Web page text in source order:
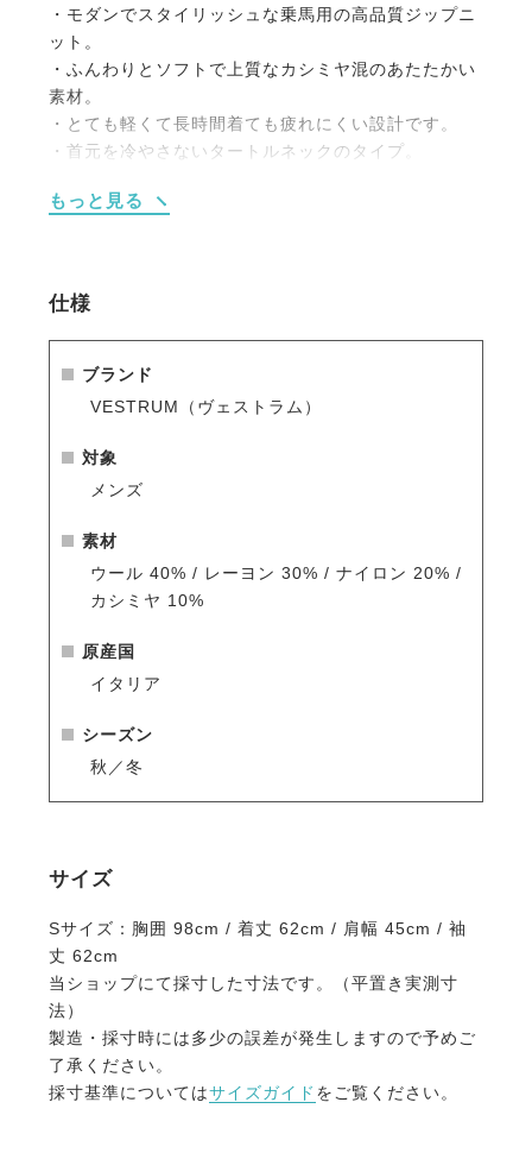
・モダンでスタイリッシュな乗馬用の高品質ジップニ
ット。
・ふんわりとソフトで上質なカシミヤ混のあたたかい
素材。
・とても軽くて長時間着ても疲れにくい設計です。
・首元を冷やさないタートルネックのタイプ。
ントラストが素敵です。
※シーズン品のため入荷数が少なく再販はありません
のでお早めのご注文をお勧めします。
人気商品はすぐに完売となりますので、新商品をいち
早くご案内しているメールマガジン
もっと見る
仕様
ブランド
VESTRUM（ヴェストラム）
対象
メンズ
素材
ウール 40% / レーヨン 30% / ナイロン 20% /
カシミヤ 10%
原産国
イタリア
シーズン
秋／冬
サイズ
Sサイズ：胸囲 98cm / 着丈 62cm / 肩幅 45cm / 袖
丈 62cm
当ショップにて採寸した寸法です。（平置き実測寸
法）
製造・採寸時には多少の誤差が発生しますので予めご
了承ください。
採寸基準についてはサイズガイド をご覧ください。